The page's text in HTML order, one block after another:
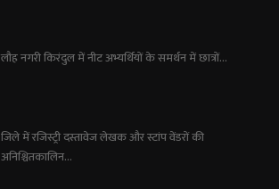
लौह नगरी किरंदुल में नीट अभ्यर्थियों के समर्थन में छात्रों...
जिले में रजिस्ट्री दस्तावेज लेखक और स्टांप वेंडरों की
अनिश्चितकालिन...